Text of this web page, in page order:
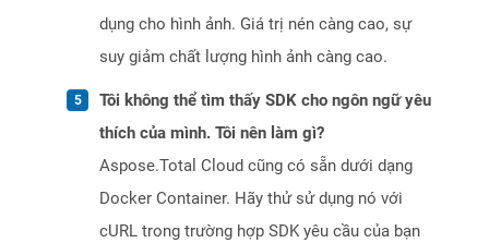
dụng cho hình ảnh. Giá trị nén càng cao, sự
suy giảm chất lượng hình ảnh càng cao.
Tôi không thể tìm thấy SDK cho ngôn ngữ yêu
thích của mình. Tôi nên làm gì?
Aspose.Total Cloud cũng có sẵn dưới dạng
Docker Container. Hãy thử sử dụng nó với
cURL trong trường hợp SDK yêu cầu của bạn